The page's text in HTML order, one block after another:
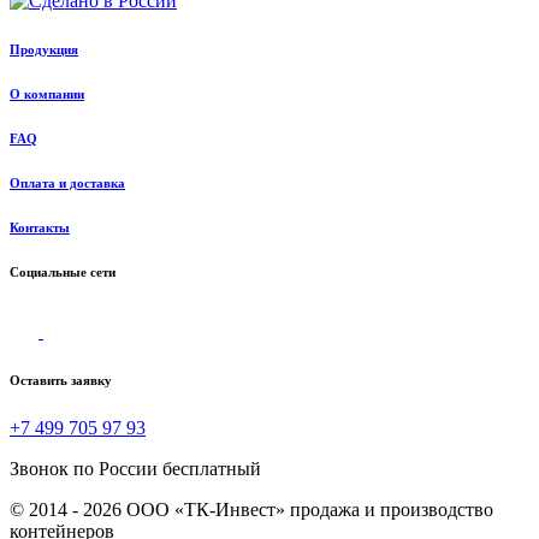
Продукция
О компании
FAQ
Оплата и доставка
Контакты
Социальные сети
Оставить заявку
+7 499 705 97 93
Звонок по России бесплатный
© 2014 - 2026 ООО «ТК-Инвест» продажа и производство
контейнеров